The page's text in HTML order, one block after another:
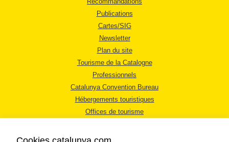
Publications
Cartes/SIG
Newsletter
Plan du site
Tourisme de la Catalogne
Professionnels
Catalunya Convention Bureau
Hébergements touristiques
Offices de tourisme